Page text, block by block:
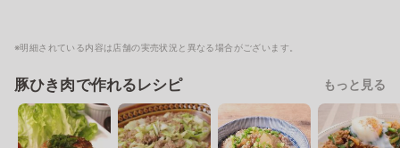
※明細されている内容は店舗の実売状況と異なる場合がございます。
豚ひき肉で作れるレシピ もっと見る